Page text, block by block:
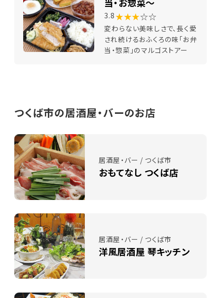
3.8 ★★★☆☆
変わらない美味しさで、長く愛
され続けるおふくろの味「お弁
当・惣菜」のマルゴストアー
つくば市の居酒屋・バーのお店
居酒屋・バー / つくば市
おもてなし つくば店
居酒屋・バー / つくば市
洋風居酒屋 琴キッチン